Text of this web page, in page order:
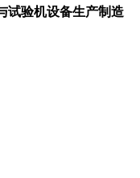
试验机设备生产制造